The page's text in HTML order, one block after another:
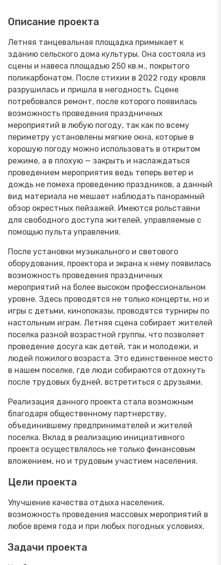
Описание проекта
Летняя танцевальная площадка примыкает к
зданию сельского дома культуры. Она состояла из
сцены и навеса площадью 250 кв.м., покрытого
поликарбонатом. После стихии в 2022 году кровля
разрушилась и пришла в негодность. Сцене
потребовался ремонт, после которого появилась
возможность проведения праздничных
мероприятий в любую погоду, так как по всему
периметру установлены мягкие окна, которые в
хорошую погоду можно использовать в открытом
режиме, а в плохую — закрыть и наслаждаться
проведением мероприятия ведь теперь ветер и
дождь не помеха проведению праздников, а данный
вид материала не мешает наблюдать панорамный
обзор окрестных пейзажей. Имеются рольставни
для свободного доступа жителей, управляемые с
помощью пульта управления.
После установки музыкального и светового
оборудования, проектора и экрана к нему появилась
возможность проведения праздничных
мероприятий на более высоком профессиональном
уровне. Здесь проводятся не только концерты, но и
игры с детьми, кинопоказы, проводятся турниры по
настольным играм. Летняя сцена собирает жителей
поселка разной возрастной группы, что позволяет
проведение досуга как детей, так и молодежи, и
людей пожилого возраста. Это единственное место
в нашем поселке, где люди собираются отдохнуть
после трудовых будней, встретиться с друзьями.
Реализация данного проекта стала возможным
благодаря общественному партнерству,
объединившему предпринимателей и жителей
поселка. Вклад в реализацию инициативного
проекта осуществлялось не только финансовым
вложением, но и трудовым участием населения.
Цели проекта
Улучшение качества отдыха населения,
возможность проведения массовых мероприятий в
любое время года и при любых погодных условиях.
Задачи проекта